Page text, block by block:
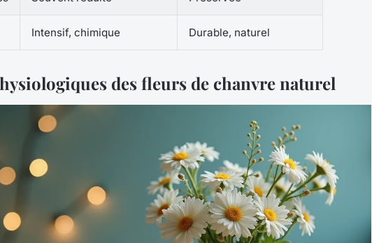
Intensif, chimique Durable, naturel
des fleurs de chanvre naturel